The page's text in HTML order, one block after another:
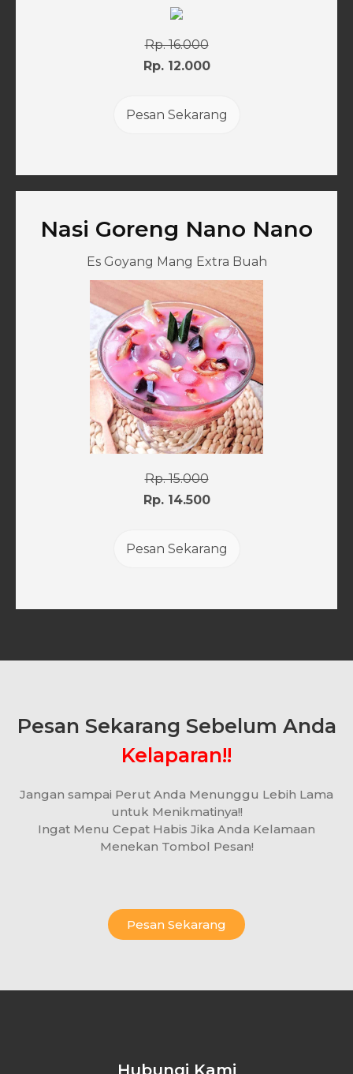
Rp. 16.000
Rp. 12.000
Pesan Sekarang
Nasi Goreng Nano Nano
Es Goyang Mang Extra Buah
Rp. 15.000
Rp. 14.500
Pesan Sekarang
Pesan Sekarang Sebelum Anda
Kelaparan!!
Jangan sampai Perut Anda Menunggu Lebih Lama
untuk Menikmatinya!!
Ingat Menu Cepat Habis Jika Anda Kelamaan
Menekan Tombol Pesan!
Pesan Sekarang
Hubungi Kami